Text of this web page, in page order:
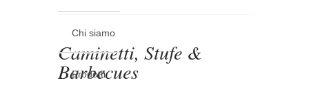
Chi siamo
Prodotti
Caminetti, Stufe &
Barbecues